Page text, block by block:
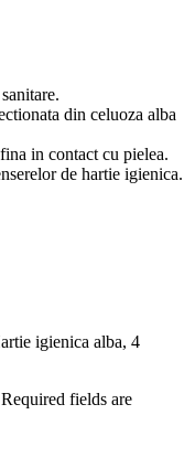
din celuoza alba
in contact cu pielea.
de hartie igienica.
igienica alba, 4
fields are